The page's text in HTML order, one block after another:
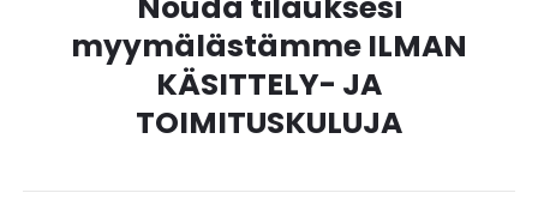
myymälästämme ILMAN
KÄSITTELY- JA
TOIMITUSKULUJA